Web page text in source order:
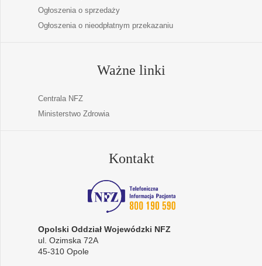
Ogłoszenia o sprzedaży
Ogłoszenia o nieodpłatnym przekazaniu
Ważne linki
Centrala NFZ
Ministerstwo Zdrowia
Kontakt
Opolski Oddział Wojewódzki NFZ
ul. Ozimska 72A
45-310 Opole